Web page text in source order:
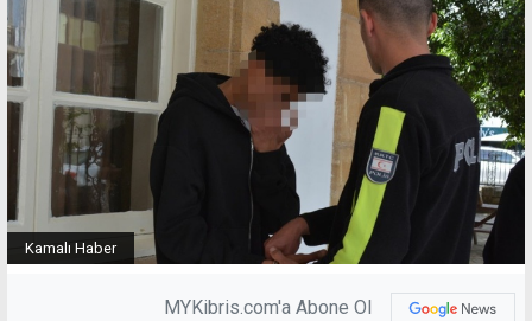
Kamalı Haber
MYKibris.com'a Abone Ol